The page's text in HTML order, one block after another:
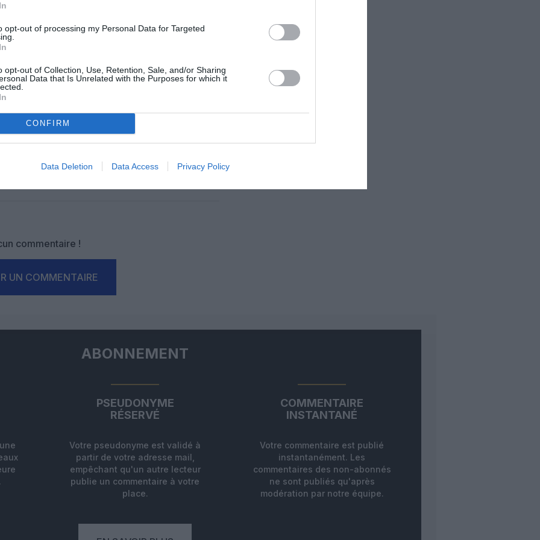
opt-out of processing my Personal Data for Targeted
opt-out of Collection, Use, Retention, Sale, and/or Sharing
Data that Is Unrelated with the Purposes for which it
CONFIRM
Data Deletion Data Access Privacy Policy
apprécié l’article ?
nous, faites un don !
SOUTENIR
commentaire !
UN COMMENTAIRE
ABONNEMENT
PSEUDONYME
RÉSERVÉ
Votre pseudonyme est validé à
partir de votre adresse mail,
empêchant qu'un autre lecteur
publie un commentaire à votre
place.
COMMENTAIRE
INSTANTANÉ
Votre commentaire est publié
instantanément. Les
commentaires des non-abonnés
ne sont publiés qu'après
modération par notre équipe.